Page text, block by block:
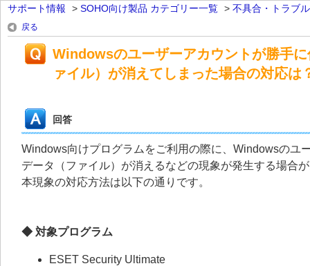
サポート情報 > SOHO向け製品 カテゴリー一覧 > 不具合・トラブル
戻る
Windowsのユーザーアカウントが勝手
ァイル）が消えてしまった場合の対応は
回答
Windows向けプログラムをご利用の際に、Windowsのユ
データ（ファイル）が消えるなどの現象が発生する場合
本現象の対応方法は以下の通りです。
◆ 対象プログラム
ESET Security Ultimate